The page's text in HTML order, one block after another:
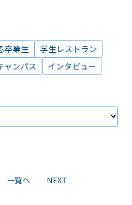
卒業生
学生レストラン
ャンパス インタビュー
一覧へ NEXT